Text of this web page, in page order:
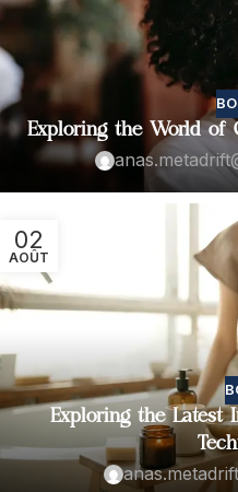
Exploring the World of
02
AOÛT
Exploring the Latest